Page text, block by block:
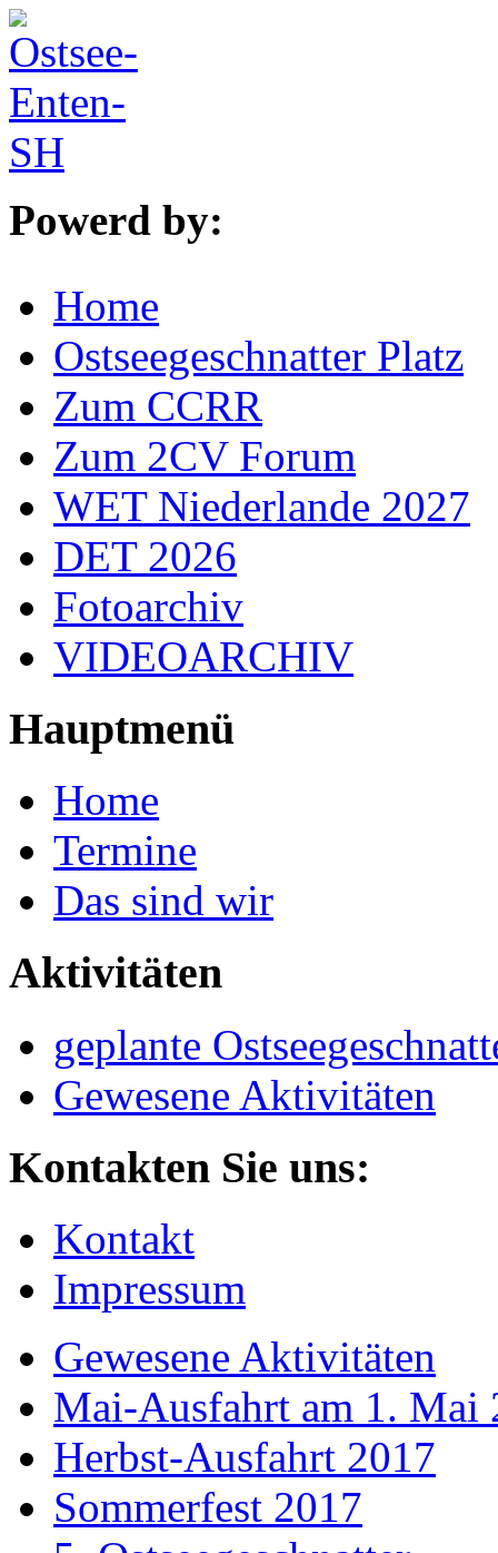
Powerd by:
Home
Ostseegeschnatter Platz
Zum CCRR
Zum 2CV Forum
WET Niederlande 2027
DET 2026
Fotoarchiv
VIDEOARCHIV
Hauptmenü
Home
Termine
Das sind wir
Aktivitäten
geplante
Gewesene Aktivitäten
Kontakten Sie uns:
Kontakt
Impressum
Gewesene Aktivitäten
Mai-Ausfahrt am 1. Mai
Herbst-Ausfahrt 2017
Sommerfest 2017